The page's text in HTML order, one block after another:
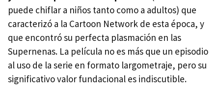
puede chiflar a niños tanto como a adultos) que
caracterizó a la Cartoon Network de esta época, y
que encontró su perfecta plasmación en las
Supernenas. La película no es más que un episodio
al uso de la serie en formato largometraje, pero su
significativo valor fundacional es indiscutible.